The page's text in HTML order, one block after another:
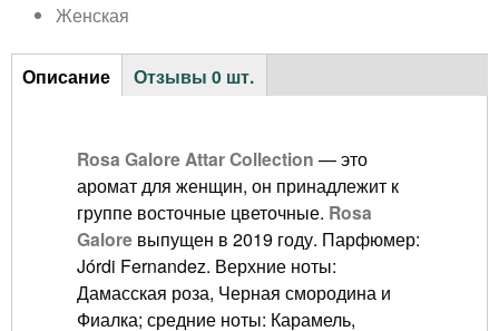
и
A
Женская
H
Описание
Отзывы0 шт.
Rosa GaloreAttar Collection — это
аромат для женщин, он принадлежит к
группе восточные цветочные. Rosa
Galore выпущен в 2019 году. Парфюмер:
Jórdi Fernandez. Верхние ноты:
Дамасская роза, Черная смородина и
Фиалка; средние ноты: Карамель,